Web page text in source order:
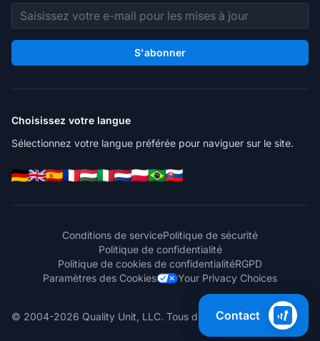
Adresse e-mail
S'abonner
Choisissez votre langue
Sélectionnez votre langue préférée pour naviguer sur le site.
Conditions de servicePolitique de sécurité
Politique de confidentialité
Politique de cookies de confidentialitéRGPD
Paramètres des Cookies
Your Privacy Choices
© 2004-2026 Quality Unit, LLC. Tous droits réservés.
Contact